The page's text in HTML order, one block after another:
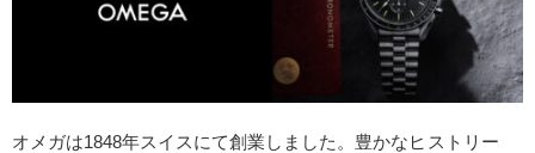
オメガは1848年スイスにて創業しました。豊かなヒストリー